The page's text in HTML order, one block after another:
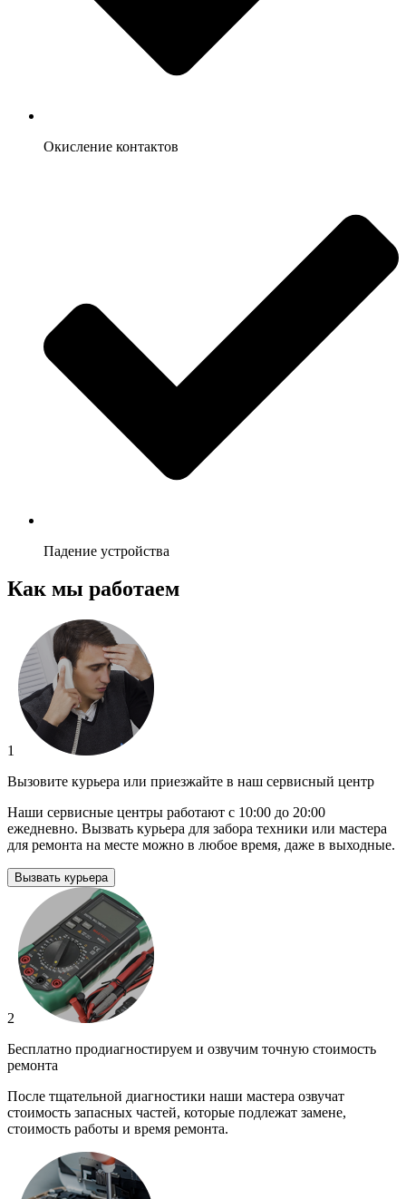
Окисление контактов
Падение устройства
Как мы работаем
1
Вызовите курьера или приезжайте в наш сервисный центр
Наши сервисные центры работают с 10:00 до 20:00
ежедневно. Вызвать курьера для забора техники или мастера
для ремонта на месте можно в любое время, даже в выходные.
Вызвать курьера
2
Бесплатно продиагностируем и озвучим точную стоимость
ремонта
После тщательной диагностики наши мастера озвучат
стоимость запасных частей, которые подлежат замене,
стоимость работы и время ремонта.